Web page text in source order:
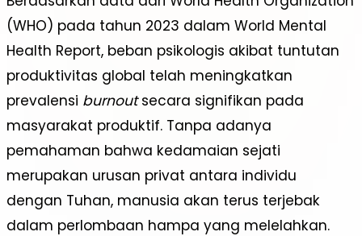
(WHO) pada tahun 2023 dalam World Mental
Health Report, beban psikologis akibat tuntutan
produktivitas global telah meningkatkan
prevalensi burnoutsecara signifikan pada
masyarakat produktif. Tanpa adanya
pemahaman bahwa kedamaian sejati
merupakan urusan privat antara individu
dengan Tuhan, manusia akan terus terjebak
dalam perlombaan hampa yang melelahkan.